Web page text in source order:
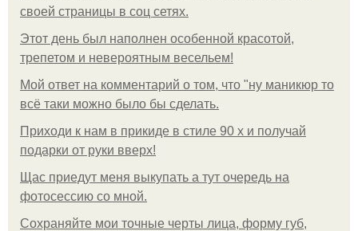
своей страницы в соц сетях.
Этот день был наполнен особенной красотой,
трепетом и невероятным весельем!
Мой ответ на комментарий о том, что "ну маникюр то
всё таки можно было бы сделать.
Приходи к нам в прикиде в стиле 90 х и получай
подарки от руки вверх!
Щас приедут меня выкупать а тут очередь на
фотосессию со мной.
Сохраняйте мои точные черты лица, форму губ,